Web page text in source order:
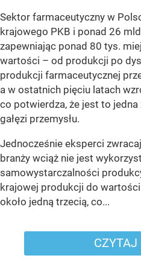
Sektor farmaceutyczny w
krajowego PKB i ponad 26
zapewniając ponad 80 tys.
wartości – od produkcji po
produkcji farmaceutycznej
a w ostatnich pięciu latach
co potwierdza, że jest to
gałęzi przemysłu.
Jednocześnie eksperci
branży wciąż nie jest
samowystarczalności
krajowej produkcji do
około jedną trzecią, co...
CZYTAJ